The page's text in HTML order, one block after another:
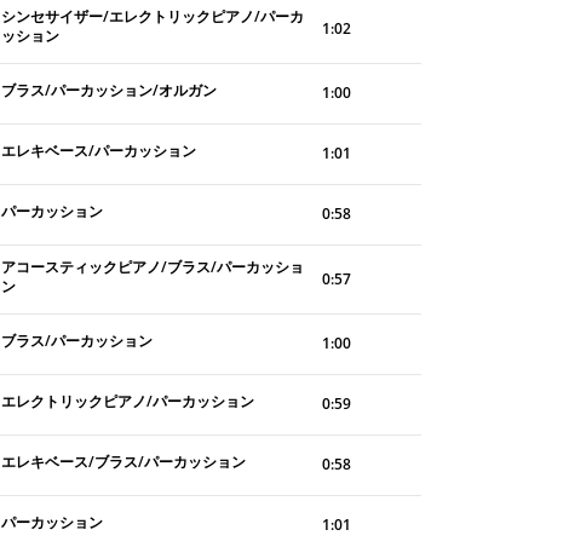
シンセサイザー/エレクトリックピアノ/パーカ
ッション
1:02
ブラス/パーカッション/オルガン 1:00
エレキベース/パーカッション 1:01
パーカッション 0:58
アコースティックピアノ/ブラス/パーカッショ
ン
0:57
ブラス/パーカッション 1:00
エレクトリックピアノ/パーカッション 0:59
エレキベース/ブラス/パーカッション 0:58
パーカッション 1:01